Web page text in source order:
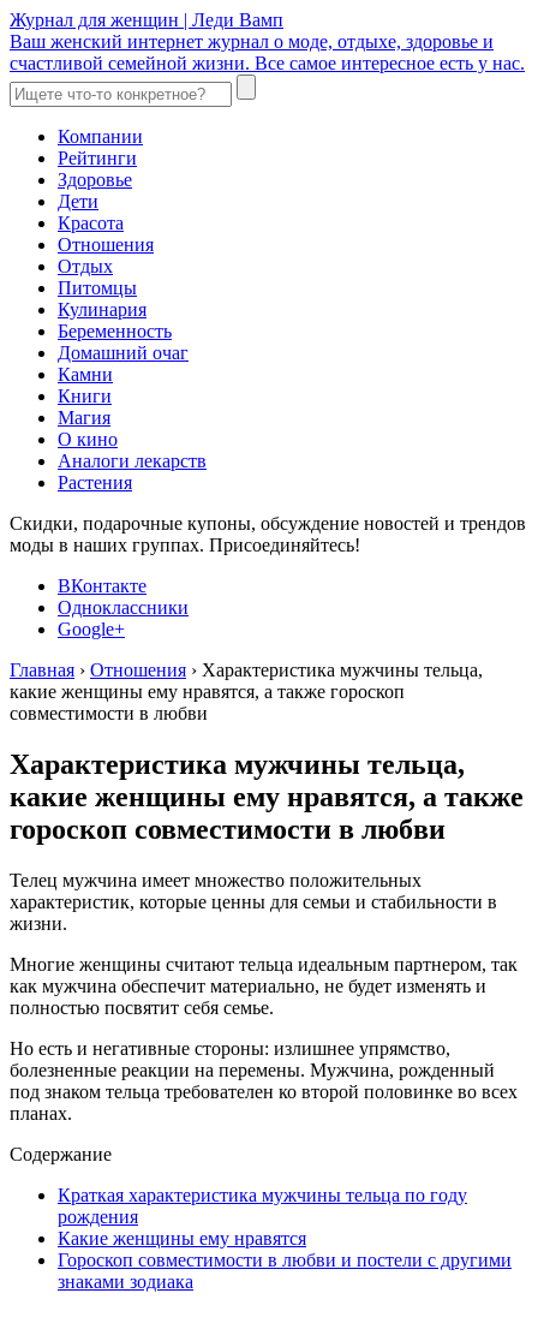
Журнал для женщин | Леди Вамп
Ваш женский интернет журнал о моде, отдыхе, здоровье и
счастливой семейной жизни. Все самое интересное есть у нас.
Компании
Рейтинги
Здоровье
Дети
Красота
Отношения
Отдых
Питомцы
Кулинария
Беременность
Домашний очаг
Камни
Книги
Магия
О кино
Аналоги лекарств
Растения
Скидки, подарочные купоны, обсуждение новостей и трендов
моды в наших группах. Присоединяйтесь!
ВКонтакте
Одноклассники
Google+
Главная › Отношения › Характеристика мужчины тельца,
какие женщины ему нравятся, а также гороскоп
совместимости в любви
Характеристика мужчины тельца,
какие женщины ему нравятся, а также
гороскоп совместимости в любви
Телец мужчина имеет множество положительных
характеристик, которые ценны для семьи и стабильности в
жизни.
Многие женщины считают тельца идеальным партнером, так
как мужчина обеспечит материально, не будет изменять и
полностью посвятит себя семье.
Но есть и негативные стороны: излишнее упрямство,
болезненные реакции на перемены. Мужчина, рожденный
под знаком тельца требователен ко второй половинке во всех
планах.
Содержание
Краткая характеристика мужчины тельца по году
рождения
Какие женщины ему нравятся
Гороскоп совместимости в любви и постели с другими
знаками зодиака